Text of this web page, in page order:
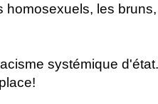
homosexuels, les
systémique